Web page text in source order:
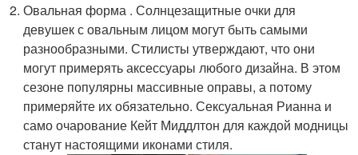
Овальная форма . Солнцезащитные очки для
девушек с овальным лицом могут быть самыми
разнообразными. Стилисты утверждают, что они
могут примерять аксессуары любого дизайна. В этом
сезоне популярны массивные оправы, а потому
примеряйте их обязательно. Сексуальная Рианна и
само очарование Кейт Миддлтон для каждой модницы
станут настоящими иконами стиля.